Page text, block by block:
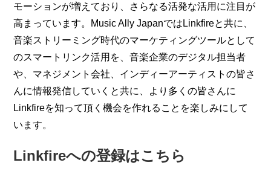
モーションが増えており、さらなる活発な活用に注目が
高まっています。Music Ally JapanではLinkfireと共に、
音楽ストリーミング時代のマーケティングツールとして
のスマートリンク活用を、音楽企業のデジタル担当者
や、マネジメント会社、インディーアーティストの皆さ
んに情報発信していくと共に、より多くの皆さんに
Linkfireを知って頂く機会を作れることを楽しみにして
います。
Linkfireへの登録はこちら